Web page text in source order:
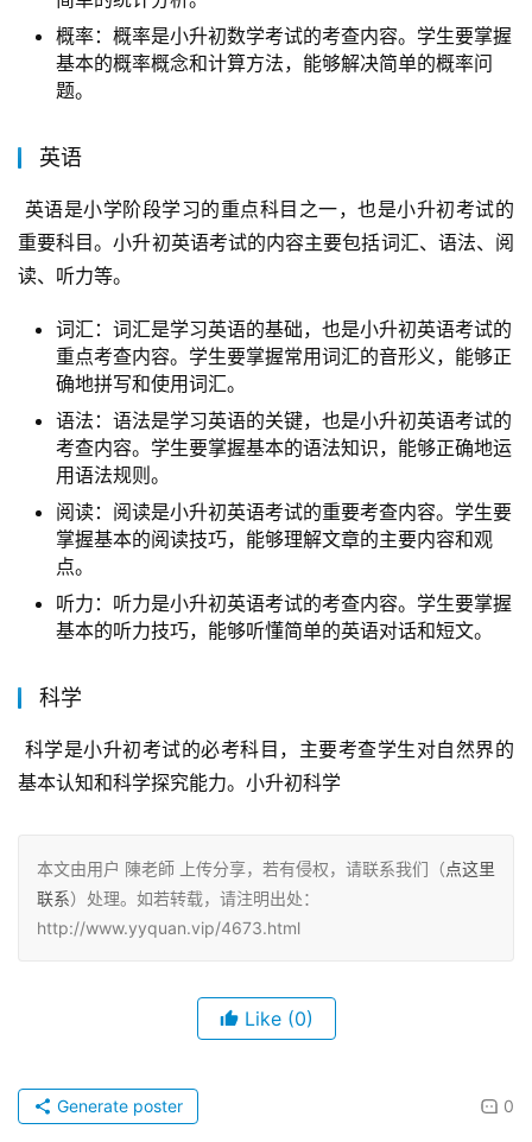
概率：概率是小升初数学考试的考查内容。学生要掌握
基本的概率概念和计算方法，能够解决简单的概率问
题。
英语
重要科目。小升初英语考试的内容主要包括词汇、语法、阅
读、听力等。
词汇：词汇是学习英语的基础，也是小升初英语考试的
重点考查内容。学生要掌握常用词汇的音形义，能够正
确地拼写和使用词汇。
语法：语法是学习英语的关键，也是小升初英语考试的
考查内容。学生要掌握基本的语法知识，能够正确地运
用语法规则。
阅读：阅读是小升初英语考试的重要考查内容。学生要
掌握基本的阅读技巧，能够理解文章的主要内容和观
点。
听力：听力是小升初英语考试的考查内容。学生要掌握
基本的听力技巧，能够听懂简单的英语对话和短文。
科学
基本认知和科学探究能力。小升初科学
本文由用户 陳老師 上传分享，若有侵权，请联系我们（点这里
联系）处理。如若转载，请注明出处：
http://www.yyquan.vip/4673.html
Like (0)
0
Generate poster